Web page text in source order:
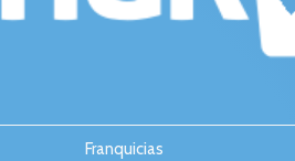
Franquicias